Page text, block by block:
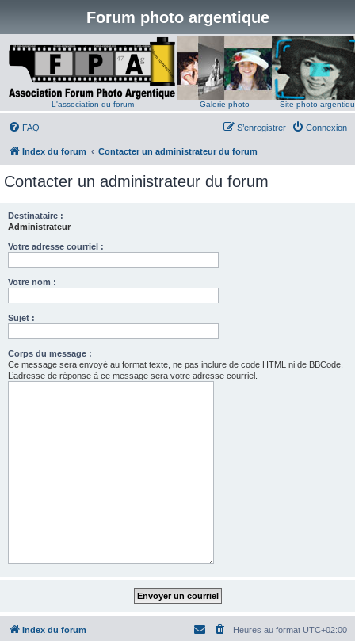
Forum photo argentique
L'association du forum Galerie photo Site photo
FAQ Connexion
S’enregistrer
Index du forum Contacter un administrateur du forum
Contacter un administrateur du forum
Destinataire :
Administrateur
Votre adresse courriel :
Votre nom :
Sujet :
Corps du message :
Ce message sera envoyé au format texte, ne pas inclure de code HTML ni de BBCode.
L’adresse de réponse à ce message sera votre adresse courriel.
Index du forum Heures au format UTC+02:00